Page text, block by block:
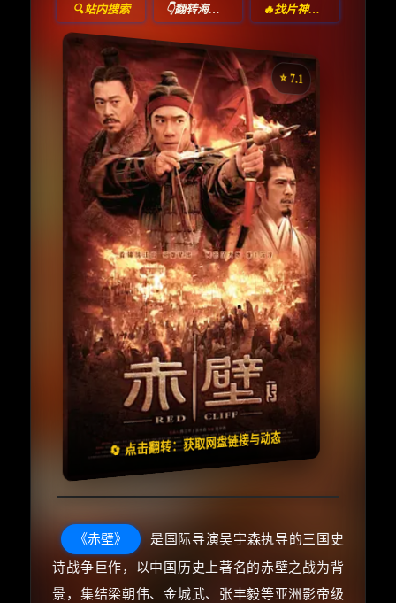
🔍站内搜索 👇翻转海报！ 🔥找片神器🔥
⭐️ 7.1
🔄 点击翻转：获取网盘链接与动态
《赤壁》
⭐
收藏
⭐️ 评分：7.1 | 🎬 2008年
夸克网盘
失效请反馈
🧧️
天天领红包
《赤壁》
是国际导演吴宇森执导的三国史
诗战争巨作，以中国历史上著名的赤壁之战为背
景，集结梁朝伟、金城武、张丰毅等亚洲影帝级